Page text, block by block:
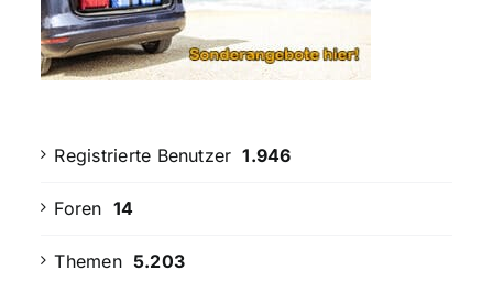
Registrierte Benutzer 1.946
Foren 14
Themen 5.203